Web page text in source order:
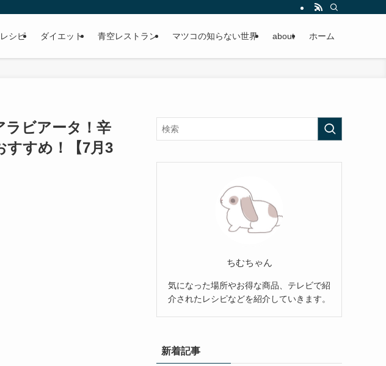
などを紹介します。
レシピ ダイエット 青空レストラン マツコの知らない世界 about ホーム
ラビアータ！辛
すすめ！【7月3
ちむちゃん
気になった場所やお得な商品、テレビで紹
介されたレシピなどを紹介していきます。
新着記事